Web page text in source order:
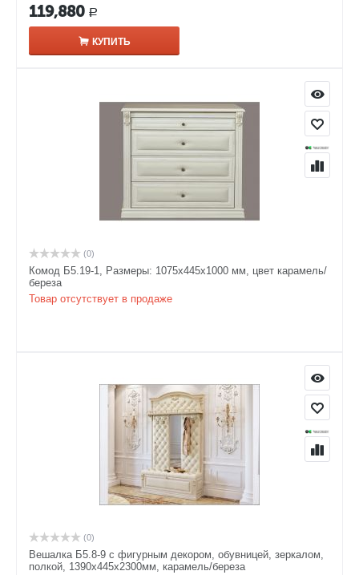
119,880 Р
КУПИТЬ
(0)
Комод Б5.19-1, Размеры: 1075х445х1000 мм, цвет карамель/
береза
Товар отсутствует в продаже
(0)
Вешалка Б5.8-9 с фигурным декором, обувницей, зеркалом,
полкой, 1390х445х2300мм, карамель/береза